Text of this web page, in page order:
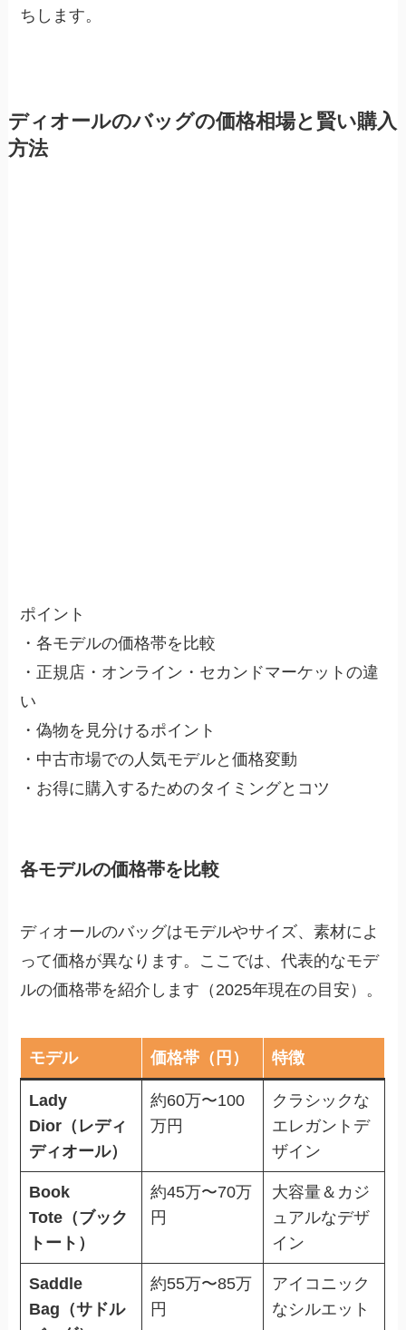
ちします。
ディオールのバッグの価格相場と賢い購入
方法
ポイント
・各モデルの価格帯を比較
・正規店・オンライン・セカンドマーケットの違
い
・偽物を見分けるポイント
・中古市場での人気モデルと価格変動
・お得に購入するためのタイミングとコツ
各モデルの価格帯を比較
ディオールのバッグはモデルやサイズ、素材によ
って価格が異なります。ここでは、代表的なモデ
ルの価格帯を紹介します（2025年現在の目安）。
モデル 価格帯（円） 特徴
Lady
Dior（レディ
ディオール）
約60万〜100
万円
クラシックな
エレガントデ
ザイン
Book
Tote（ブック
トート）
約45万〜70万
円
大容量＆カジ
ュアルなデザ
イン
Saddle
Bag（サドル
約55万〜85万
円
アイコニック
なシルエット